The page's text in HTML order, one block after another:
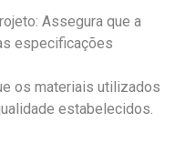
Assegura que a
especificações
os materiais utilizados
estabelecidos.